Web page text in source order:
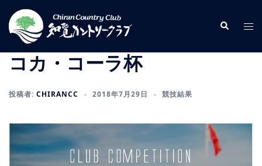
ン
検
索
ト
ル
コカ・コーラ杯
投稿者: CHIRANCC 2018年7月29日 競技結果